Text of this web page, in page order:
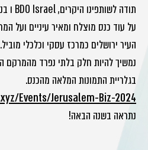
על עוד כנס מוצלח ומאיר עיניים ועל
העיר ירושלים כמרכז עסקי וכלכלי מוביל.
נמשיך להיות חלק בלתי נפרד מהמרקם
בגלריית התמונות המלאה מהכנס.
Events/Jerusalem-Biz-2024
נתראה בשנה הבאה!